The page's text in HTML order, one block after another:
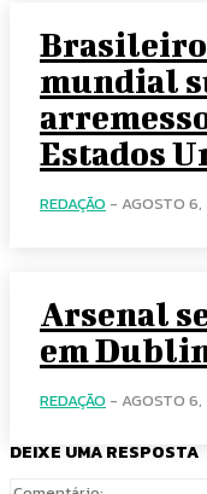
Brasileiro
mundial
Estados
REDAÇÃO - AGOSTO
Arsenal
em
REDAÇÃO - AGOSTO
DEIXE UMA RESPOSTA